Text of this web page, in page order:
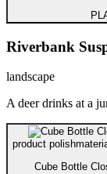
Riverbank
landscape
A deer drinks at a
product polish
Cube Bottle